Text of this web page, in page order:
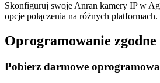
Skonfiguruj swoje Anran kamery IP w
opcje połączenia na różnych
Oprogramowanie
Pobierz darmowe